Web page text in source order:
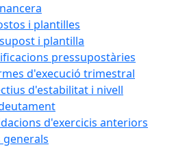
i plantilles
i plantilla
pressupostàries
d'execució trimestral
d'estabilitat i nivell
d'exercicis anteriors
generals